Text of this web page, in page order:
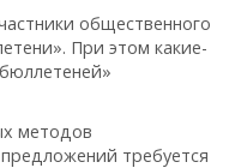
общественного
При этом какие-
методов
требуется